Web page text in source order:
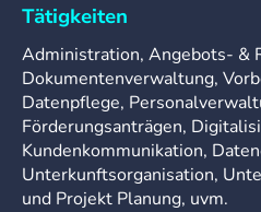
Tätigkeiten
Administration, Angebots- &
Dokumentenverwaltung,
Datenpflege,
Förderungsanträgen,
Kundenkommunikation,
Unterkunftsorganisation,
und Projekt Planung, uvm.